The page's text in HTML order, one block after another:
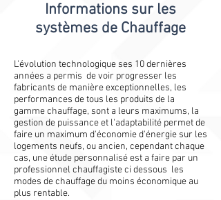
Informations sur les
systèmes de Chauffage
L'évolution technologique ses 10 dernières
années a permis de voir progresser les
fabricants de manière exceptionnelles, les
performances de tous les produits de la
gamme chauffage, sont a leurs maximums, la
gestion de puissance et l'adaptabilité permet de
faire un maximum d'économie d'énergie sur les
logements neufs, ou ancien, cependant chaque
cas, une étude personnalisé est a faire par un
professionnel chauffagiste ci dessous les
modes de chauffage du moins économique au
plus rentable. ​